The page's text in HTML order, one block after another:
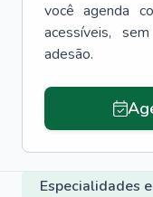
você agenda
acessíveis,
adesão.
Especialidades